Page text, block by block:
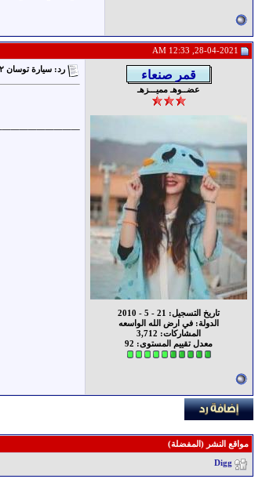
عضــوهـ مميـــزهـ
تاريخ التسجيل: 21 - 5 - 2010
الدولة: في ارض الله الواسعه
المشاركات: 3,712
معدل تقييم المستوى: 92
رد: سيارة توسان ٢٠١٢ خليجي للبيع
مواقع النشر (المفضلة)
Digg